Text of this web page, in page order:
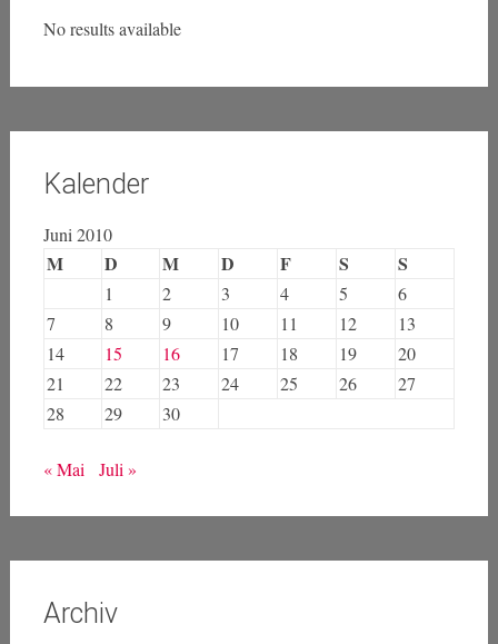
No results available
Kalender
Juni 2010
M D M D F S S
1 2 3 4 5
6
7
8 9 10 11 12
13
14
15 16 17 18 19
20
21
22 23 24 25 26
27
28
29 30
« Mai Juli »
Archiv